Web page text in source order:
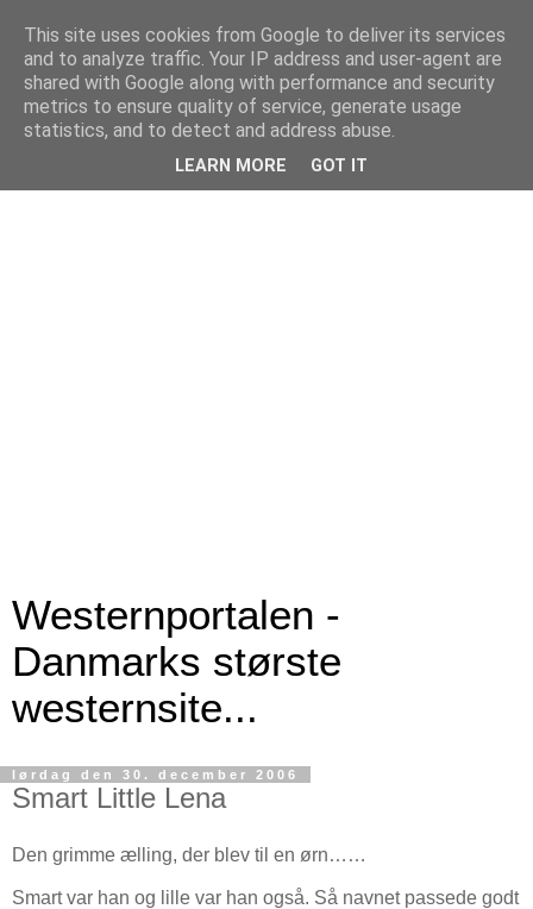
Westernportalen -
Danmarks største
westernsite...
lørdag den 30. december 2006
Smart Little Lena
Den grimme ælling, der blev til en ørn……
Smart var han og lille var han også. Så navnet passede godt
This site uses cookies from Google to deliver its services
and to analyze traffic. Your IP address and user-agent are
shared with Google along with performance and security
metrics to ensure quality of service, generate usage
statistics, and to detect and address abuse.
LEARN MORE GOT IT